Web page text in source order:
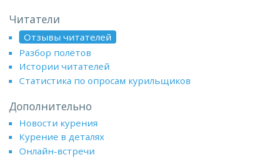
Читатели
Отзывы читателей
Разбор полётов
Истории читателей
Статистика по опросам курильщиков
Дополнительно
Новости курения
Курение в деталях
Онлайн-встречи